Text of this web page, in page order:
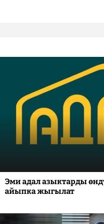
Эми адал азыктарды
айыпка жыгылат